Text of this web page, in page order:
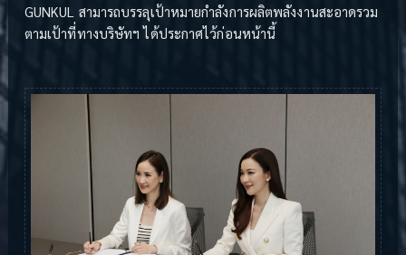
GUNKUL สามารถบรรลุเป้าหมายกำลังการผลิตพลังงานสะอาดรวม
ตามเป้าที่ทางบริษัทฯ ได้ประกาศไว้ก่อนหน้านี้